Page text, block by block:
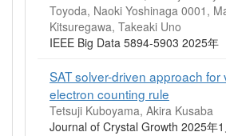
Toyoda, Naoki Yoshinaga 0001,
Kitsuregawa, Takeaki Uno
IEEE Big Data 5894-5903 2025年
SAT solver-driven approach for
electron counting rule
Tetsuji Kuboyama, Akira Kusaba
Journal of Crystal Growth 2025年1